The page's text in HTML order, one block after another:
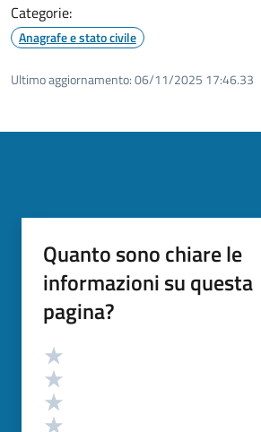
Categorie:
Anagrafe e stato civile
Ultimo aggiornamento:06/11/2025 17:46.33
Quanto sono chiare le
informazioni su questa
pagina?
Valutazione